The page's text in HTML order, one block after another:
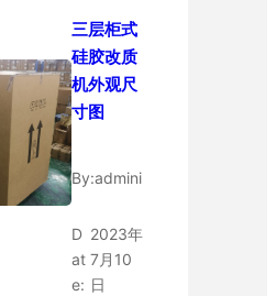
三层柜式
硅胶改质
机外观尺
寸图
By:admini
D
at
e:
2023年
7月10
日